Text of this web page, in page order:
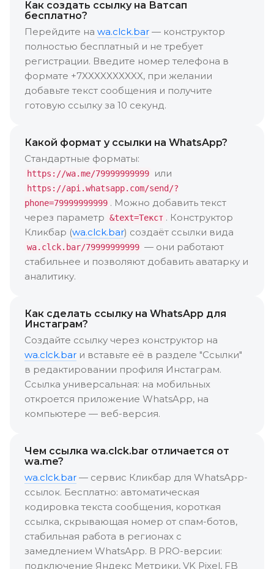
Как создать ссылку на Ватсап
бесплатно?
Перейдите на wa.clck.bar — конструктор
полностью бесплатный и не требует
регистрации. Введите номер телефона в
формате +7XXXXXXXXXX, при желании
добавьте текст сообщения и получите
готовую ссылку за 10 секунд.
Какой формат у ссылки на WhatsApp?
Стандартные форматы:
https://wa.me/79999999999 или
https://api.whatsapp.com/send/?
phone=79999999999 . Можно добавить текст
через параметр &text=Текст . Конструктор
Кликбар (wa.clck.bar) создаёт ссылки вида
wa.clck.bar/79999999999 — они работают
стабильнее и позволяют добавить аватарку и
аналитику.
Как сделать ссылку на WhatsApp для
Инстаграм?
Создайте ссылку через конструктор на
wa.clck.bar и вставьте её в разделе "Ссылки"
в редактировании профиля Инстаграм.
Ссылка универсальная: на мобильных
откроется приложение WhatsApp, на
компьютере — веб-версия.
Чем ссылка wa.clck.bar отличается от
wa.me?
wa.clck.bar — сервис Кликбар для WhatsApp-
ссылок. Бесплатно: автоматическая
кодировка текста сообщения, короткая
ссылка, скрывающая номер от спам-ботов,
стабильная работа в регионах с
замедлением WhatsApp. В PRO-версии:
подключение Яндекс Метрики, VK Pixel, FB